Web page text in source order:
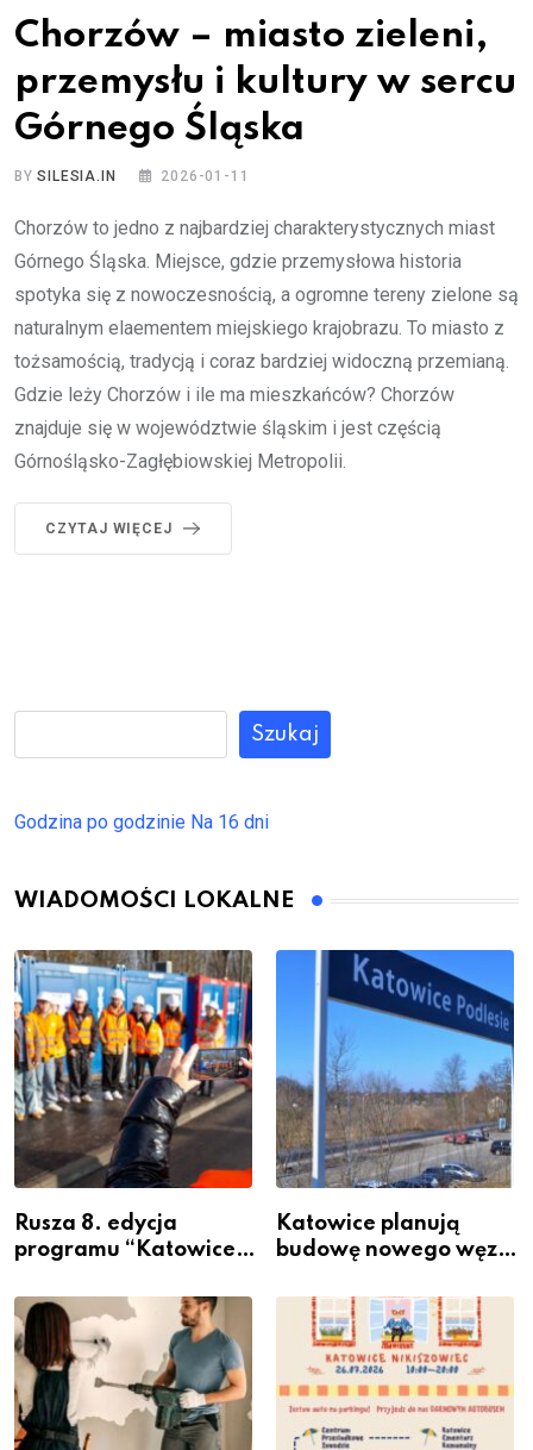
Chorzów – miasto zieleni,
przemysłu i kultury w sercu
Górnego Śląska
BYSILESIA.IN 2026-01-11
Chorzów to jedno z najbardziej charakterystycznych miast
Górnego Śląska. Miejsce, gdzie przemysłowa historia
spotyka się z nowoczesnością, a ogromne tereny zielone są
naturalnym elaementem miejskiego krajobrazu. To miasto z
tożsamością, tradycją i coraz bardziej widoczną przemianą.
Gdzie leży Chorzów i ile ma mieszkańców? Chorzów
znajduje się w województwie śląskim i jest częścią
Górnośląsko-Zagłębiowskiej Metropolii.
CZYTAJ WIĘCEJ
Szukaj
Godzina po godzinie Na 16 dni
WIADOMOŚCI LOKALNE
Rusza 8. edycja
programu “Katowice
– nabór dla
przedsiębiorców
Katowice planują
budowę nowego węzła
Podlesiu